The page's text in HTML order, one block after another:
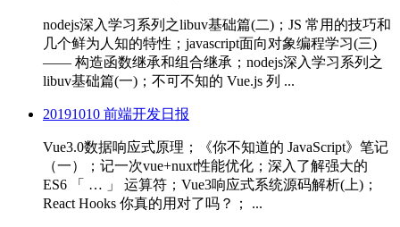
nodejs深入学习系列之libuv基础篇(二)；JS 常用的技巧和
几个鲜为人知的特性；javascript面向对象编程学习(三)
—— 构造函数继承和组合继承；nodejs深入学习系列之
libuv基础篇(一)；不可不知的 Vue.js 列 ...
20191010 前端开发日报
Vue3.0数据响应式原理；《你不知道的 JavaScript》笔记
（一）；记一次vue+nuxt性能优化；深入了解强大的
ES6 「 … 」 运算符；Vue3响应式系统源码解析(上)；
React Hooks 你真的用对了吗？； ...